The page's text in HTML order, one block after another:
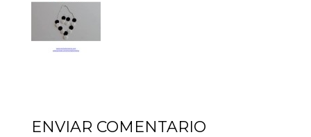
ENVIAR COMENTARIO